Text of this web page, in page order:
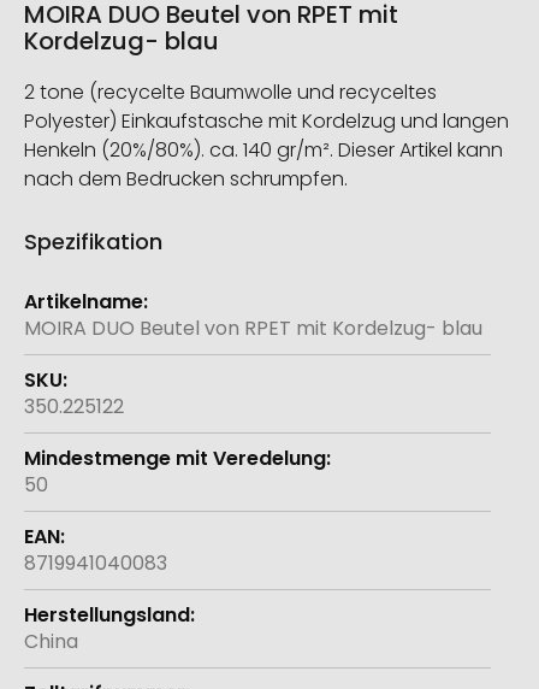
MOIRA DUO Beutel von RPET mit
Kordelzug- blau
2 tone (recycelte Baumwolle und recyceltes
Polyester) Einkaufstasche mit Kordelzug und langen
Henkeln (20%/80%). ca. 140 gr/m². Dieser Artikel kann
nach dem Bedrucken schrumpfen.
Spezifikation
Weitere
Informationen
MOIRA DUO Beutel von RPET mit Kordelzug- blau
350.225122
50
8719941040083
China